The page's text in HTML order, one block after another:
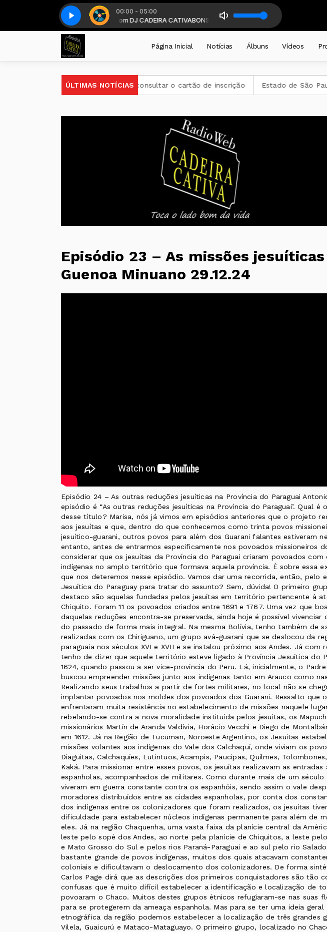
00:00 - 05:00
a partir das 19 horas . com DJ CADEIRA CATIVABONS TEMPOS CADEIRA diariamente a partir das 19
Top classic - Parte 1 Top classic - Parte 1
Página Inicial Notícias Álbuns Vídeos
ÚLTIMAS NOTÍCIAS
do Encceja 2026 podem consultar o cartão de inscrição Estado de São Paulo confirma
Episódio 23 – As missões
Guenoa Minuano 29.12.24
Episódio 24 – As outras reduções jesuíticas na Província do Paraguai
episódio é “As outras reduções jesuíticas na Província do Paraguai’. Qual é
desse título? Marisa, nós já vimos em episódios anteriores que o projeto
aos jesuítas e que, dentro do que conhecemos como trinta povos
jesuítico-guarani, outros povos para além dos Guarani falantes estiveram
entanto, antes de entrarmos especificamente nos povoados missioneiros
considerar que os jesuítas da Província do Paraguai criaram povoados com
indígenas no amplo território que formava aquela província. É sobre essa
que nos deteremos nesse episódio. Vamos dar uma recorrida, então, pelo
Jesuítica do Paraguay para tratar do assunto? Sem, dúvida! O primeiro
destaco são aquelas fundadas pelos jesuítas em território pertencente à
Chiquito. Foram 11 os povoados criados entre 1691 e 1767. Uma vez que
daquelas reduções encontra-se preservada, ainda hoje é possível vivenciar
do passado de forma mais integral. Na mesma Bolívia, tenho também de
realizadas com os Chiriguano, um grupo avá-guarani que se deslocou da
paraguaia nos séculos XVI e XVII e se instalou próximo aos Andes. Já com
tenho de dizer que aquele território esteve ligado à Província Jesuítica do
1624, quando passou a ser vice-província do Peru. Lá, inicialmente, o
buscou empreender missões junto aos indígenas tanto em Arauco como
Realizando seus trabalhos a partir de fortes militares, no local não se
implantar povoados nos moldes dos povoados dos Guarani. Ressalto que
enfrentaram muita resistência no estabelecimento de missões naquele
rebelando-se contra a nova moralidade instituída pelos jesuítas, os
missionários Martín de Aranda Valdívia, Horácio Vecchi e Diego de
em 1612. Já na Região de Tucuman, Noroeste Argentino, os Jesuitas
missões volantes aos indígenas do Vale dos Calchaquí, onde viviam os
Diaguitas, Calchaquíes, Lutintuos, Acampis, Paucipas, Quilmes,
Kaká. Para missionar entre esses povos, os jesuítas realizavam as
espanholas, acompanhados de militares. Como durante mais de um século
viveram em guerra constante contra os espanhóis, sendo assim o vale
moradores distribuídos entre as cidades espanholas, por conta dos
dos indígenas entre os colonizadores que foram realizados, os jesuítas
dificuldade para estabelecer núcleos indígenas permanente para além de
eles. Já na região Chaquenha, uma vasta faixa da planície central da
leste pelo sopé dos Andes, ao norte pela planície de Chiquitos, a leste
e Mato Grosso do Sul e pelos rios Paraná-Paraguai e ao sul pelo rio
bastante grande de povos indígenas, muitos dos quais atacavam
coloniais e dificultavam o deslocamento dos colonizadores. De forma
Carlos Page dirá que as descrições dos primeiros conquistadores são tão
confusas que é muito difícil estabelecer a identificação e localização de
povoaram o Chaco. Muitos destes grupos étnicos refugiaram-se nas suas
para se protegerem da ameaça espanhola. Mas para se ter uma ideia
etnográfica da região podemos estabelecer a localização de três grandes
Vilela, Guaicurú e Mataco-Mataguayo. O primeiro grupo, localizado no